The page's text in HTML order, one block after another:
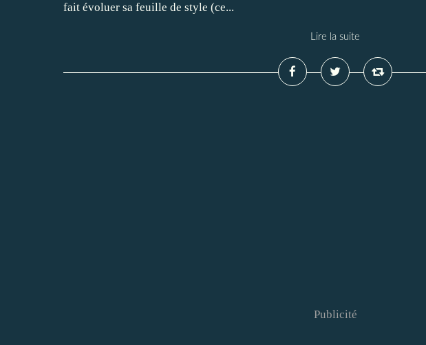
fait évoluer sa feuille de style (ce...
Lire la suite
Publicité